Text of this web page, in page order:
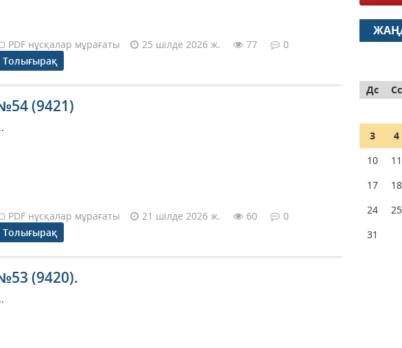
PDF нұсқалар мұрағаты 25 шілде 2026 ж. 77
0
Толығырақ
(9421)
PDF нұсқалар мұрағаты 21 шілде 2026 ж. 60
0
Толығырақ
(9420).
Дс
Сс
3
4
10
11
17
18
24
25
31